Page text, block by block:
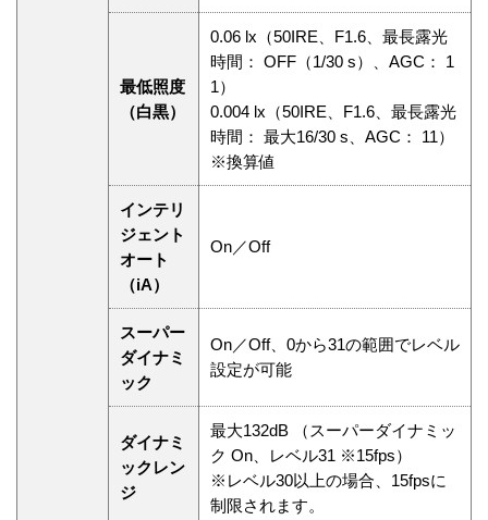
最低照度
（白黒）
0.06 lx（50IRE、F1.6、最長露光
時間： OFF（1/30 s）、AGC： 1
1）
0.004 lx（50IRE、F1.6、最長露光
時間： 最大16/30 s、AGC： 11）
※換算値
インテリ
ジェント
オート
（iA）
On／Off
スーパー
ダイナミ
ック
On／Off、0から31の範囲でレベル
設定が可能
ダイナミ
ックレン
ジ
最大132dB （スーパーダイナミッ
ク On、レベル31 ※15fps）
※レベル30以上の場合、15fpsに
制限されます。